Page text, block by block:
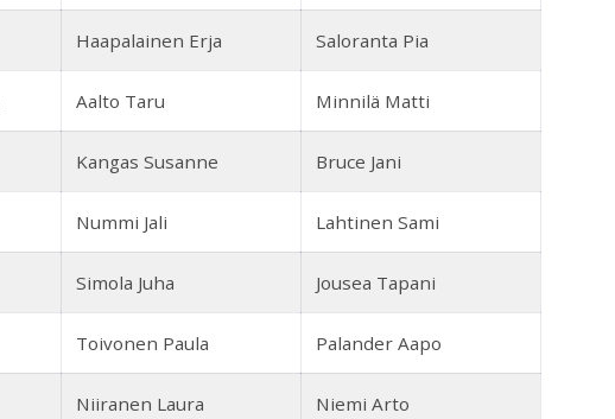
Haapalainen Erja Saloranta Pia
Aalto Taru Minnilä Matti
Kangas Susanne Bruce Jani
Nummi Jali Lahtinen Sami
Simola Juha Jousea Tapani
Toivonen Paula Palander Aapo
Niiranen Laura Niemi Arto